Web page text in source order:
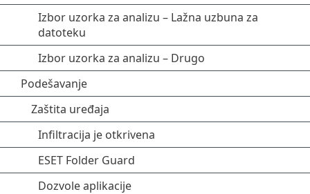
Izbor uzorka za analizu – Lažna uzbuna za
datoteku
Izbor uzorka za analizu – Drugo
Podešavanje
Zaštita uređaja
Infiltracija je otkrivena
ESET Folder Guard
Dozvole aplikacije